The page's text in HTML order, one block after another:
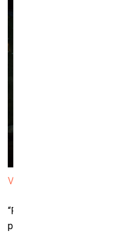
Valdis Celms.
“RIBOCA2 ietvaros
pioniera, mākslinieka